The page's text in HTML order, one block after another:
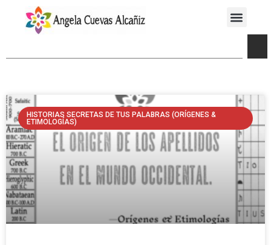
HISTORIAS SECRETAS DE TUS PALABRAS (ORÍGENES &
ETIMOLOGÍAS)